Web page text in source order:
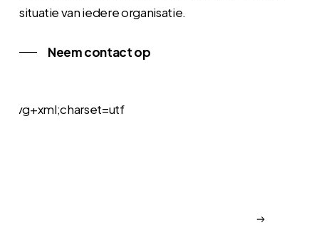
situatie van iedere organisatie.
Neem contact op